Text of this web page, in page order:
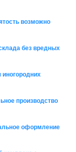
возможно
без вредных
иногородних
производство
оформление